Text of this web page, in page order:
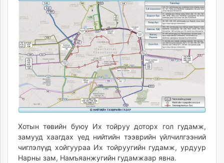
mglradio.com
fact.mn
itoim.mn
tumen.mn
shuum.mn
times.mn
tvmongolia.mn
mass.mn
toim.mn
tac.mn
Хотын төвийн буюу Их тойруу доторх гол гудамж,
замууд хаагдах үед нийтийн тээврийн үйлчилгээний
чиглэлүүд хойгуураа Их тойруугийн гудамж, урдуур
Нарны зам, Намъяанжугийн гудамжаар явна.